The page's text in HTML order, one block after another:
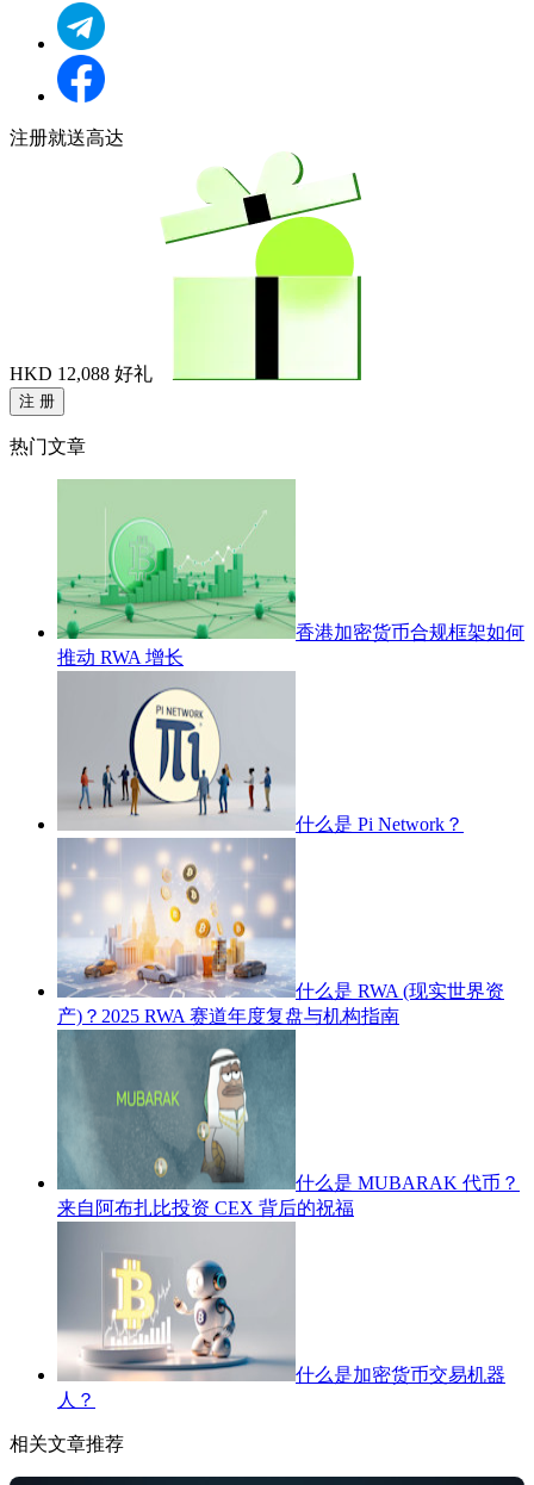
注册就送高达
HKD 12,088 好礼
注 册
热门文章
香港加密货币合规框架如何
推动 RWA 增长
什么是 Pi Network？
什么是 RWA (现实世界资
产)？2025 RWA 赛道年度复盘与机构指南
什么是 MUBARAK 代币？
来自阿布扎比投资 CEX 背后的祝福
什么是加密货币交易机器
人？
相关文章推荐